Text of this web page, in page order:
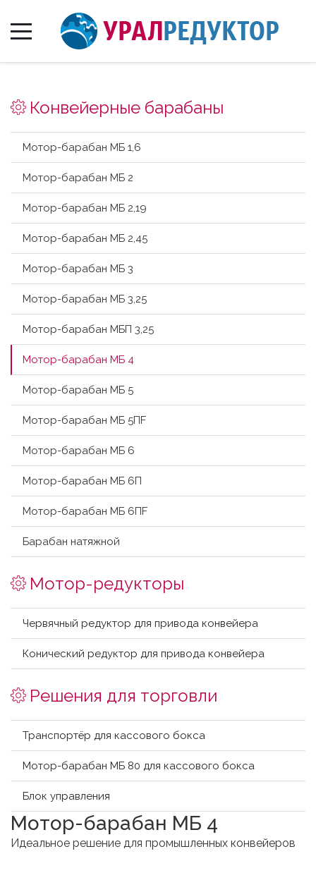
Конвейерные барабаны
Мотор-барабан МБ 1,6
Мотор-барабан МБ 2
Мотор-барабан МБ 2,19
Мотор-барабан МБ 2,45
Мотор-барабан МБ 3
Мотор-барабан МБ 3,25
Мотор-барабан МБП 3,25
Мотор-барабан МБ 4
Мотор-барабан МБ 5
Мотор-барабан МБ 5ПF
Мотор-барабан МБ 6
Мотор-барабан МБ 6П
Мотор-барабан МБ 6ПF
Барабан натяжной
Мотор-редукторы
Червячный редуктор для привода конвейера
Конический редуктор для привода конвейера
Решения для торговли
Транспортёр для кассового бокса
Мотор-барабан МБ 80 для кассового бокса
Блок управления
Мотор-барабан МБ 4
Идеальное решение для промышленных конвейеров